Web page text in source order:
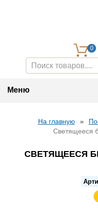
0
Меню
На главную »
Светящееся
СВЕТЯЩЕЕСЯ